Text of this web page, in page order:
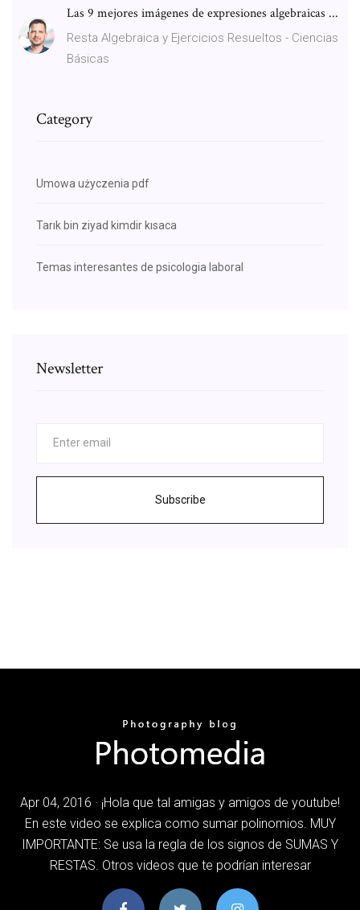
Las 9 mejores imágenes de expresiones algebraicas ...
Resta Algebraica y Ejercicios Resueltos - Ciencias
Básicas
Category
Umowa użyczenia pdf
Tarık bin ziyad kimdir kısaca
Temas interesantes de psicologia laboral
Newsletter
Subscribe
Apr 04, 2016 · ¡Hola que tal amigas y amigos de youtube!
En este video se explica como sumar polinomios. MUY
IMPORTANTE: Se usa la regla de los signos de SUMAS Y
RESTAS. Otros videos que te podrían interesar